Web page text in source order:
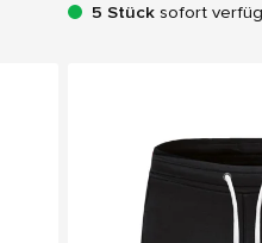
5 Stücksofort